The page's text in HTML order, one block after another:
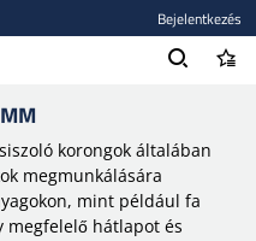
Bejelentkezés
korongok általában
megmunkálására
mint például fa
megfelelő hátlapot és